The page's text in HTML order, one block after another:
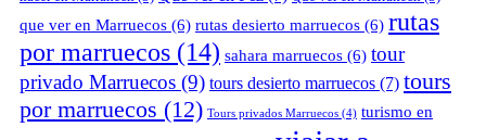
que ver en Marruecos (6) rutas desierto marruecos (6) rutas
por marruecos (14) sahara marruecos (6) tour
privado Marruecos (9) tours desierto marruecos (7) tours
por marruecos (12) Tours privados Marruecos (4) turismo en